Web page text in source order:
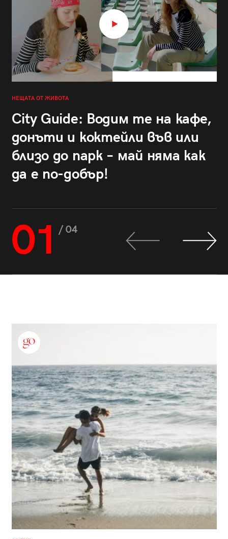
НЕЩАТА ОТ ЖИВОТА
City Guide: Водим те на кафе,
донъти и коктейли във или
близо до парк – май няма как
да е по-добър!
01 / 04